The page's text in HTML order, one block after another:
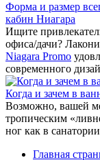
Форма и размер
кабин Ниагара
Ищите
офиса/дачи?
Niagara Promo
современного
Когда и зачем в
Возможно, вашей
тропическим
ног как в
Главная